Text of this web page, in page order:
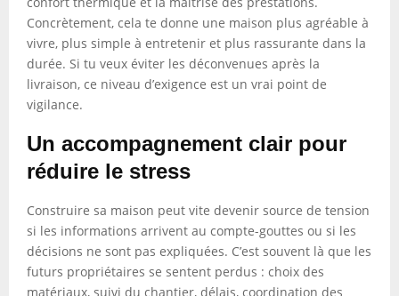
Concrètement, cela te donne une maison plus agréable à
vivre, plus simple à entretenir et plus rassurante dans la
durée. Si tu veux éviter les déconvenues après la
livraison, ce niveau d’exigence est un vrai point de
vigilance.
Un accompagnement clair pour
réduire le stress
Construire sa maison peut vite devenir source de tension
si les informations arrivent au compte-gouttes ou si les
décisions ne sont pas expliquées. C’est souvent là que les
futurs propriétaires se sentent perdus : choix des
matériaux, suivi du chantier, délais, coordination des